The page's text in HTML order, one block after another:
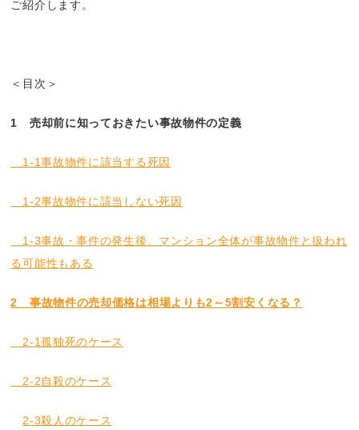
ご紹介します。
＜目次＞
1 売却前に知っておきたい事故物件の定義
1-1事故物件に該当する死因
1-2事故物件に該当しない死因
1-3事故・事件の発生後、マンション全体が事故物件と扱われ
る可能性もある
2 事故物件の売却価格は相場よりも2～5割安くなる？
2-1孤独死のケース
2-2自殺のケース
2-3殺人のケース